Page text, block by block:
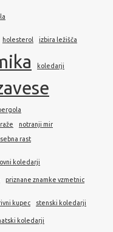
holesterol izbira ležišča
koledarji
notranji mir
rast
koledarji
priznane znamke vzmetnic
kupec stenski koledarji
koledarji